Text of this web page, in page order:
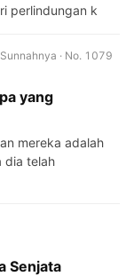
perlindungan k
· No. 1079
yang
mereka adalah
dia telah
Senjata